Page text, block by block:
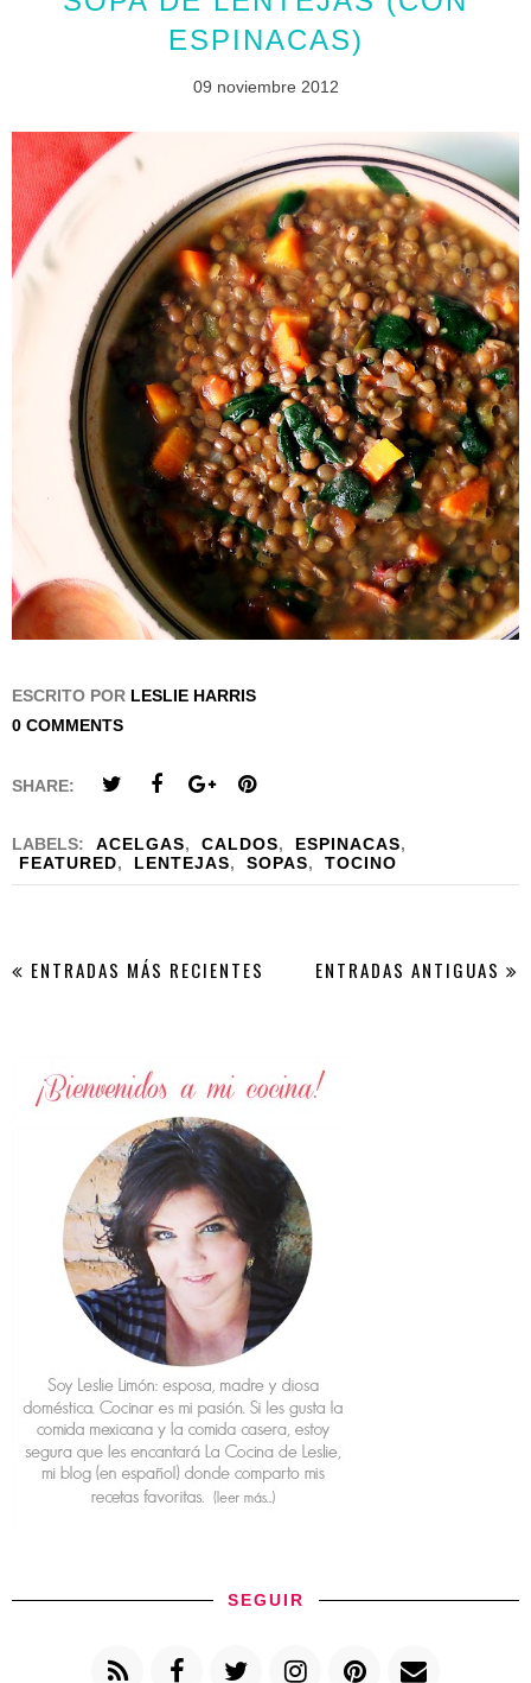
ESPINACAS)
09 noviembre 2012
ESCRITO POR LESLIE HARRIS
0 COMMENTS
SHARE:
LABELS: ACELGAS, CALDOS, ESPINACAS,
FEATURED, LENTEJAS, SOPAS, TOCINO
ENTRADAS MÁS RECIENTES ENTRADAS ANTIGUAS
SEGUIR